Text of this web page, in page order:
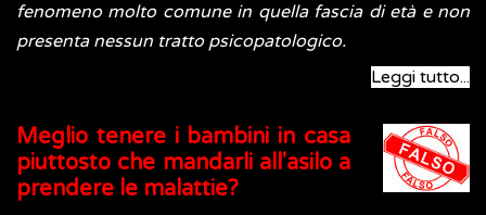
fenomeno molto comune in quella fascia di età e non
presenta nessun tratto psicopatologico.
Leggi tutto...
Meglio tenere i bambini in casa
piuttosto che mandarli all'asilo a
prendere le malattie?